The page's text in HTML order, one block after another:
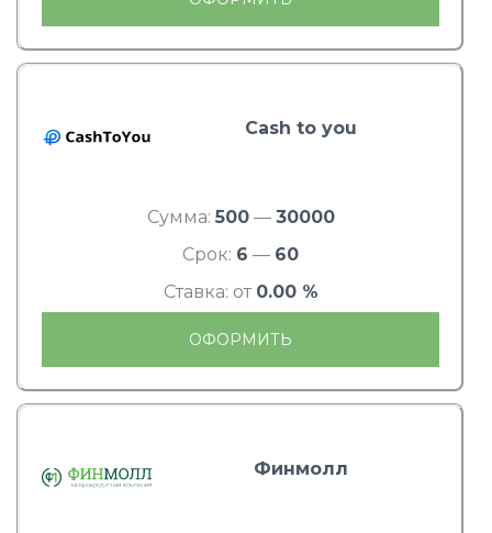
Cash to you
Сумма: 500— 30000
Срок: 6 — 60
Ставка: от 0.00 %
ОФОРМИТЬ
Финмолл